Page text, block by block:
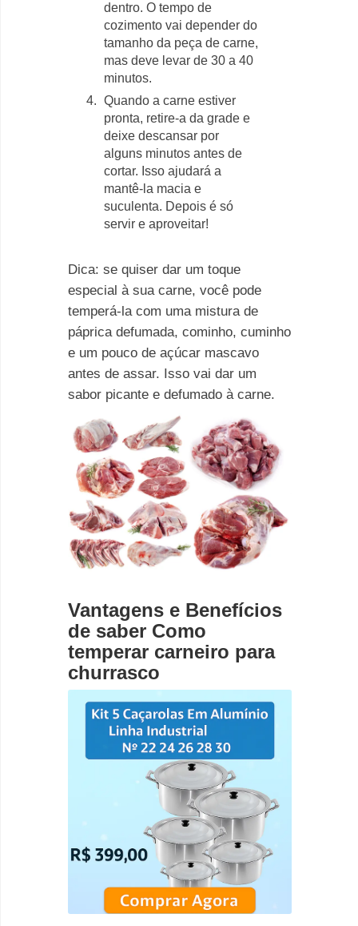
dentro. O tempo de
cozimento vai depender do
tamanho da peça de carne,
mas deve levar de 30 a 40
minutos.
Quando a carne estiver
pronta, retire-a da grade e
deixe descansar por
alguns minutos antes de
cortar. Isso ajudará a
mantê-la macia e
suculenta. Depois é só
servir e aproveitar!
Dica: se quiser dar um toque
especial à sua carne, você pode
temperá-la com uma mistura de
páprica defumada, cominho, cuminho
e um pouco de açúcar mascavo
antes de assar. Isso vai dar um
sabor picante e defumado à carne.
Vantagens e Benefícios
de saber Como
temperar carneiro para
churrasco